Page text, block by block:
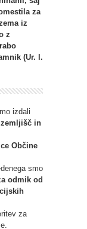
za
iz
z
(Ur. l.
izdali
in
Občine
smo
odmik od
za